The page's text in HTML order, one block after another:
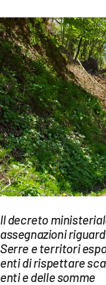
SOCIETÀ
CULTURA
ECONOMIA E LAVORO
EVENTI
SPORT
Streaming
LAC TV
LAC ONAIR
LaC
Network
Il decreto
assegnazioni
Serre e territori
enti di rispettare
enti e delle somme